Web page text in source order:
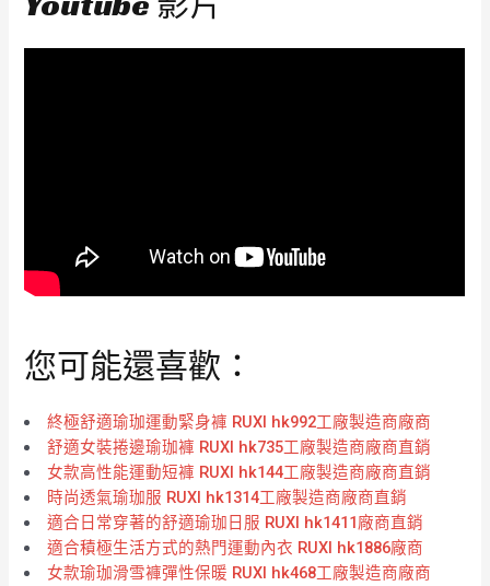
您可能還喜歡：
終極舒適瑜珈運動緊身褲 RUXI hk992工廠製造商廠商
舒適女裝捲邊瑜珈褲 RUXI hk735工廠製造商廠商直銷
女款高性能運動短褲 RUXI hk144工廠製造商廠商直銷
時尚透氣瑜珈服 RUXI hk1314工廠製造商廠商直銷
適合日常穿著的舒適瑜珈日服 RUXI hk1411廠商直銷
適合積極生活方式的熱門運動內衣 RUXI hk1886廠商
女款瑜珈滑雪褲彈性保暖 RUXI hk468工廠製造商廠商